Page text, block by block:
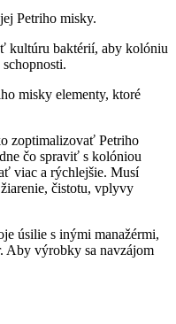
Petriho misky.
kultúru baktérií, aby kolóniu
misky elementy, ktoré
zoptimalizovať Petriho
čo spraviť s kolóniou
viac a rýchlejšie. Musí
čistotu, vplyvy
úsilie s inými manažérmi,
Aby výrobky sa navzájom